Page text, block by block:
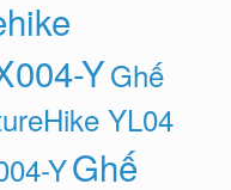
YGhế
YL04
YGhế